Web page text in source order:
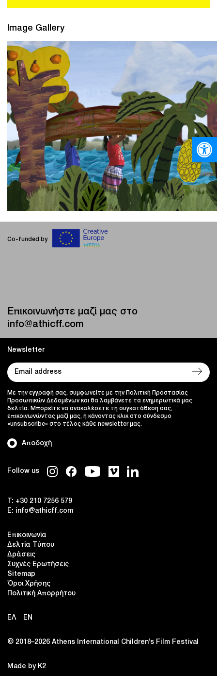
Image Gallery
Co-funded by
Επικοινωνήστε μαζί μας στο
info@athicff.com
Follow us
T: +30 210 7256 579
E:
info@athicff.com
Επικοινωνία
Δελτία Τύπου
Δράσεις
Συχνές Ερωτήσεις
Sitemap
Όροι Χρήσης
Πολιτική Απορρήτου
ΕΛ EN
Newsletter
Αποδοχή
Με την εγγραφή σας, συμφωνείτε με την Πολιτική Προστασίας
Προσωπικών Δεδομένων και θα λαμβάνετε τα ενημερωτικά μας
δελτία. Μπορείτε να ανακαλέσετε τη συγκατάθεση σας,
επικοινωνώντας μαζί μας, ή κάνοντας κλικ στο σύνδεσμο
«unsubscribe» στο τέλος κάθε newsletter μας.
© 2018–2026 Αthens International Children’s Film Festival
Made by K2